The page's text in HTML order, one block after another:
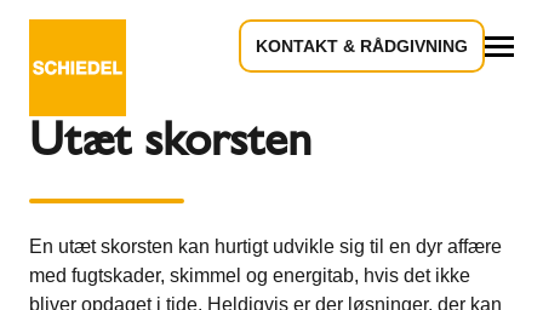
KONTAKT & RÅDGIVNING
Utæt skorsten
En utæt skorsten kan hurtigt udvikle sig til en dyr affære
med fugtskader, skimmel og energitab, hvis det ikke
bliver opdaget i tide. Heldigvis er der løsninger, der kan